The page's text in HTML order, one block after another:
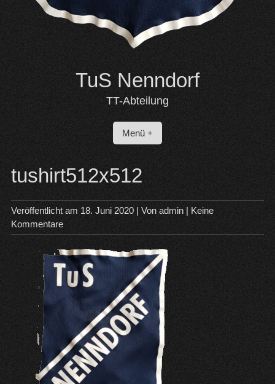
TuS Nenndorf
TT-Abteilung
Menü +
tushirt512x512
Veröffentlicht am 18. Juni 2020| Von admin| Keine
Kommentare